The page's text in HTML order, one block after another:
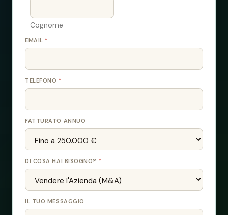
Cognome
EMAIL *
H
A
C
O
S
F
A
T
U
TELEFONO *
FATTURATO ANNUO
DI COSA HAI BISOGNO? *
IL TUO MESSAGGIO